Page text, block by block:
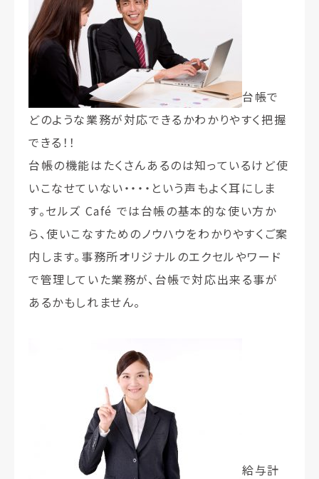
台帳で
どのような業務が対応できるかわかりやすく把握
できる！！
台帳の機能はたくさんあるのは知っているけど使
いこなせていない・・・・という声もよく耳にしま
す。セルズ Café では台帳の基本的な使い方か
ら、使いこなすためのノウハウをわかりやすくご案
内します。事務所オリジナルのエクセルやワード
で管理していた業務が、台帳で対応出来る事が
あるかもしれません。
給与計